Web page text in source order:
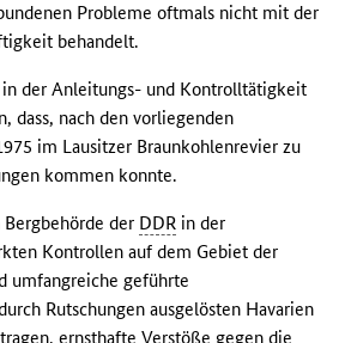
Probleme oftmals nicht mit der
behandelt.
der Anleitungs- und Kontrolltätigkeit
dass, nach den vorliegenden
im Lausitzer Braunkohlenrevier zu
kommen konnte.
der DDR in der
Kontrollen auf dem Gebiet der
umfangreiche geführte
Rutschungen ausgelösten Havarien
ernsthafte Verstöße gegen die